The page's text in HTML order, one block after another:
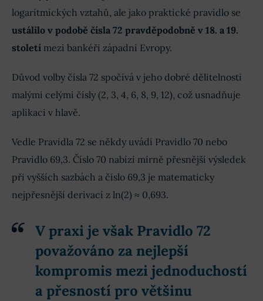
logaritmických vztahů, ale jako praktické pravidlo se
ustálilo v podobě čísla 72 pravděpodobně v 18. a 19.
století mezi bankéři západní Evropy.
Důvod volby čísla 72 spočívá v jeho dobré dělitelnosti
malými celými čísly (2, 3, 4, 6, 8, 9, 12), což usnadňuje
aplikaci v hlavě.
Vedle Pravidla 72 se někdy uvádí Pravidlo 70 nebo
Pravidlo 69,3. Číslo 70 nabízí mírně přesnější výsledek
při vyšších sazbách a číslo 69,3 je matematicky
nejpřesnější derivací z ln(2) ≈ 0,693.
V praxi je však Pravidlo 72
považováno za nejlepší
kompromis mezi jednoduchostí
a přesností pro většinu